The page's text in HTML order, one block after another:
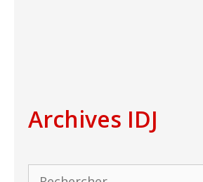
Archives IDJ
Rechercher :